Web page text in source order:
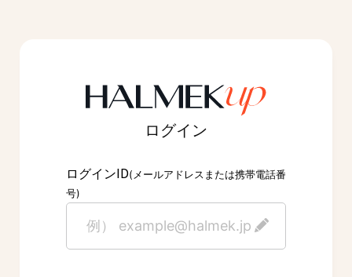
ログイン
ログインID(メールアドレスまたは携帯電話番
号)